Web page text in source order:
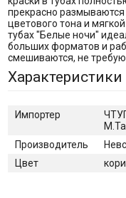
прекрасно размываются
цветового тона и
тубах "Белые ночи"
больших форматов и
смешиваются, не
Характеристики
Импортер
Производитель
Цвет